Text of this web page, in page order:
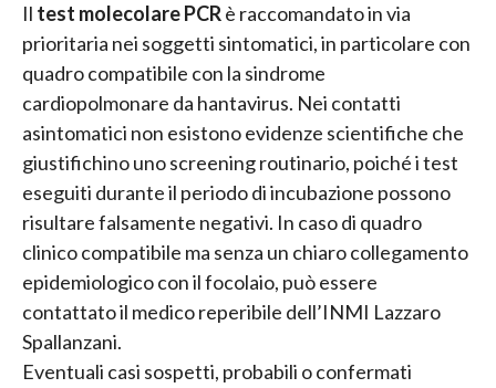
Il test molecolare PCRè raccomandato in via
prioritaria nei soggetti sintomatici, in particolare con
quadro compatibile con la sindrome
cardiopolmonare da hantavirus. Nei contatti
asintomatici non esistono evidenze scientifiche che
giustifichino uno screening routinario, poiché i test
eseguiti durante il periodo di incubazione possono
risultare falsamente negativi. In caso di quadro
clinico compatibile ma senza un chiaro collegamento
epidemiologico con il focolaio, può essere
contattato il medico reperibile dell’INMI Lazzaro
Spallanzani.
Eventuali casi sospetti, probabili o confermati